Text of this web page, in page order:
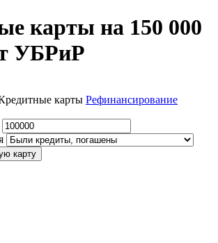
карты на 150 000
УБРиР
карты Рефинансирование
карту